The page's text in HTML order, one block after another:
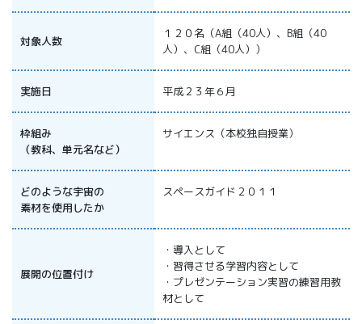
APRSAFポス
ターコンテ
スト
APRSAF教員
セミナー
ISEB（国際
遣プログラ
対象人数
１２０名（A組（40人）、B組（40
人）、C組（40人））
実施日 平成２３年６月
枠組み
（教科、単元名など）
サイエンス（本校独自授業）
どのような宇宙の
素材を使用したか
スペースガイド２０１１
展開の位置付け
・導入として
・習得させる学習内容として
・プレゼンテーション実習の練習用教
材として